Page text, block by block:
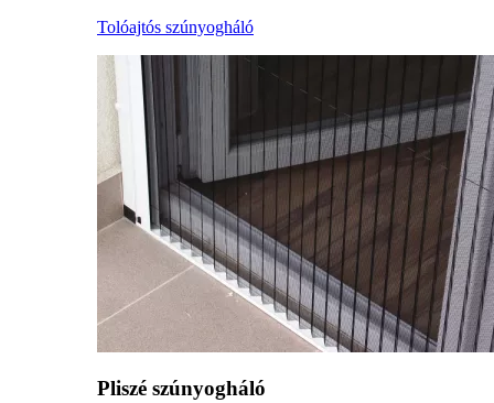
Tolóajtós szúnyogháló
Pliszé szúnyogháló